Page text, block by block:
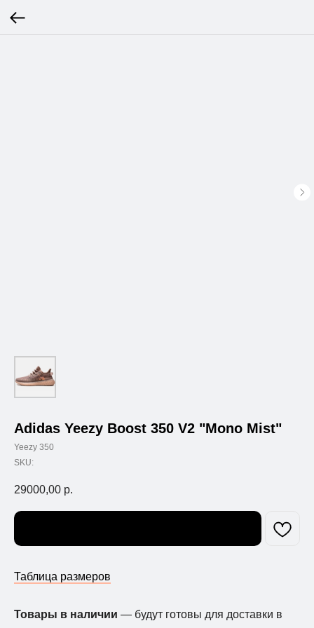
Adidas Yeezy Boost 350 V2 "Mono Mist"
Yeezy 350
SKU:
29000,00 р.
Таблица размеров
Товары в наличии — будут готовы для доставки в